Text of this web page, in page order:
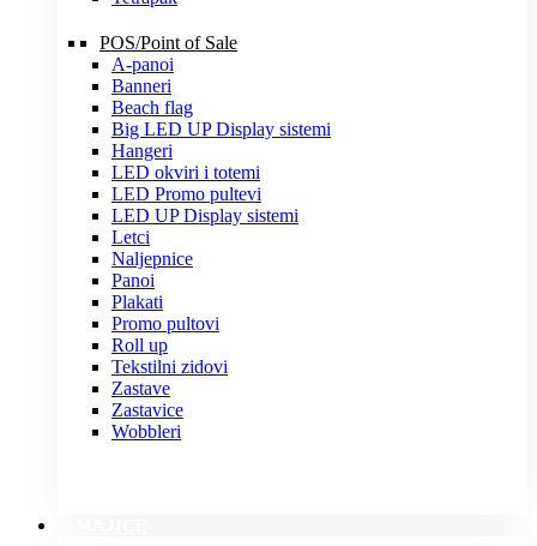
POS/Point of Sale
A-panoi
Banneri
Beach flag
Big LED UP Display sistemi
Hangeri
LED okviri i totemi
LED Promo pultevi
LED UP Display sistemi
Letci
Naljepnice
Panoi
Plakati
Promo pultovi
Roll up
Tekstilni zidovi
Zastave
Zastavice
Wobbleri